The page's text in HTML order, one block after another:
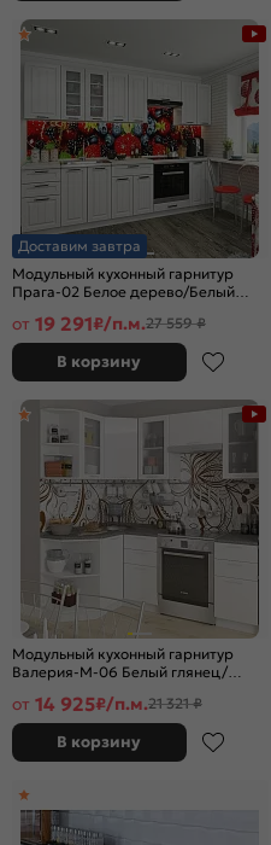
Доставим завтра
Модульный кухонный гарнитур
Прага-02 Белое дерево/Белый
от 19 291₽/п.м.27 559 ₽
В корзину
Модульный кухонный гарнитур
Валерия-М-06 Белый глянец/
от 14 925₽/п.м.21 321 ₽
В корзину